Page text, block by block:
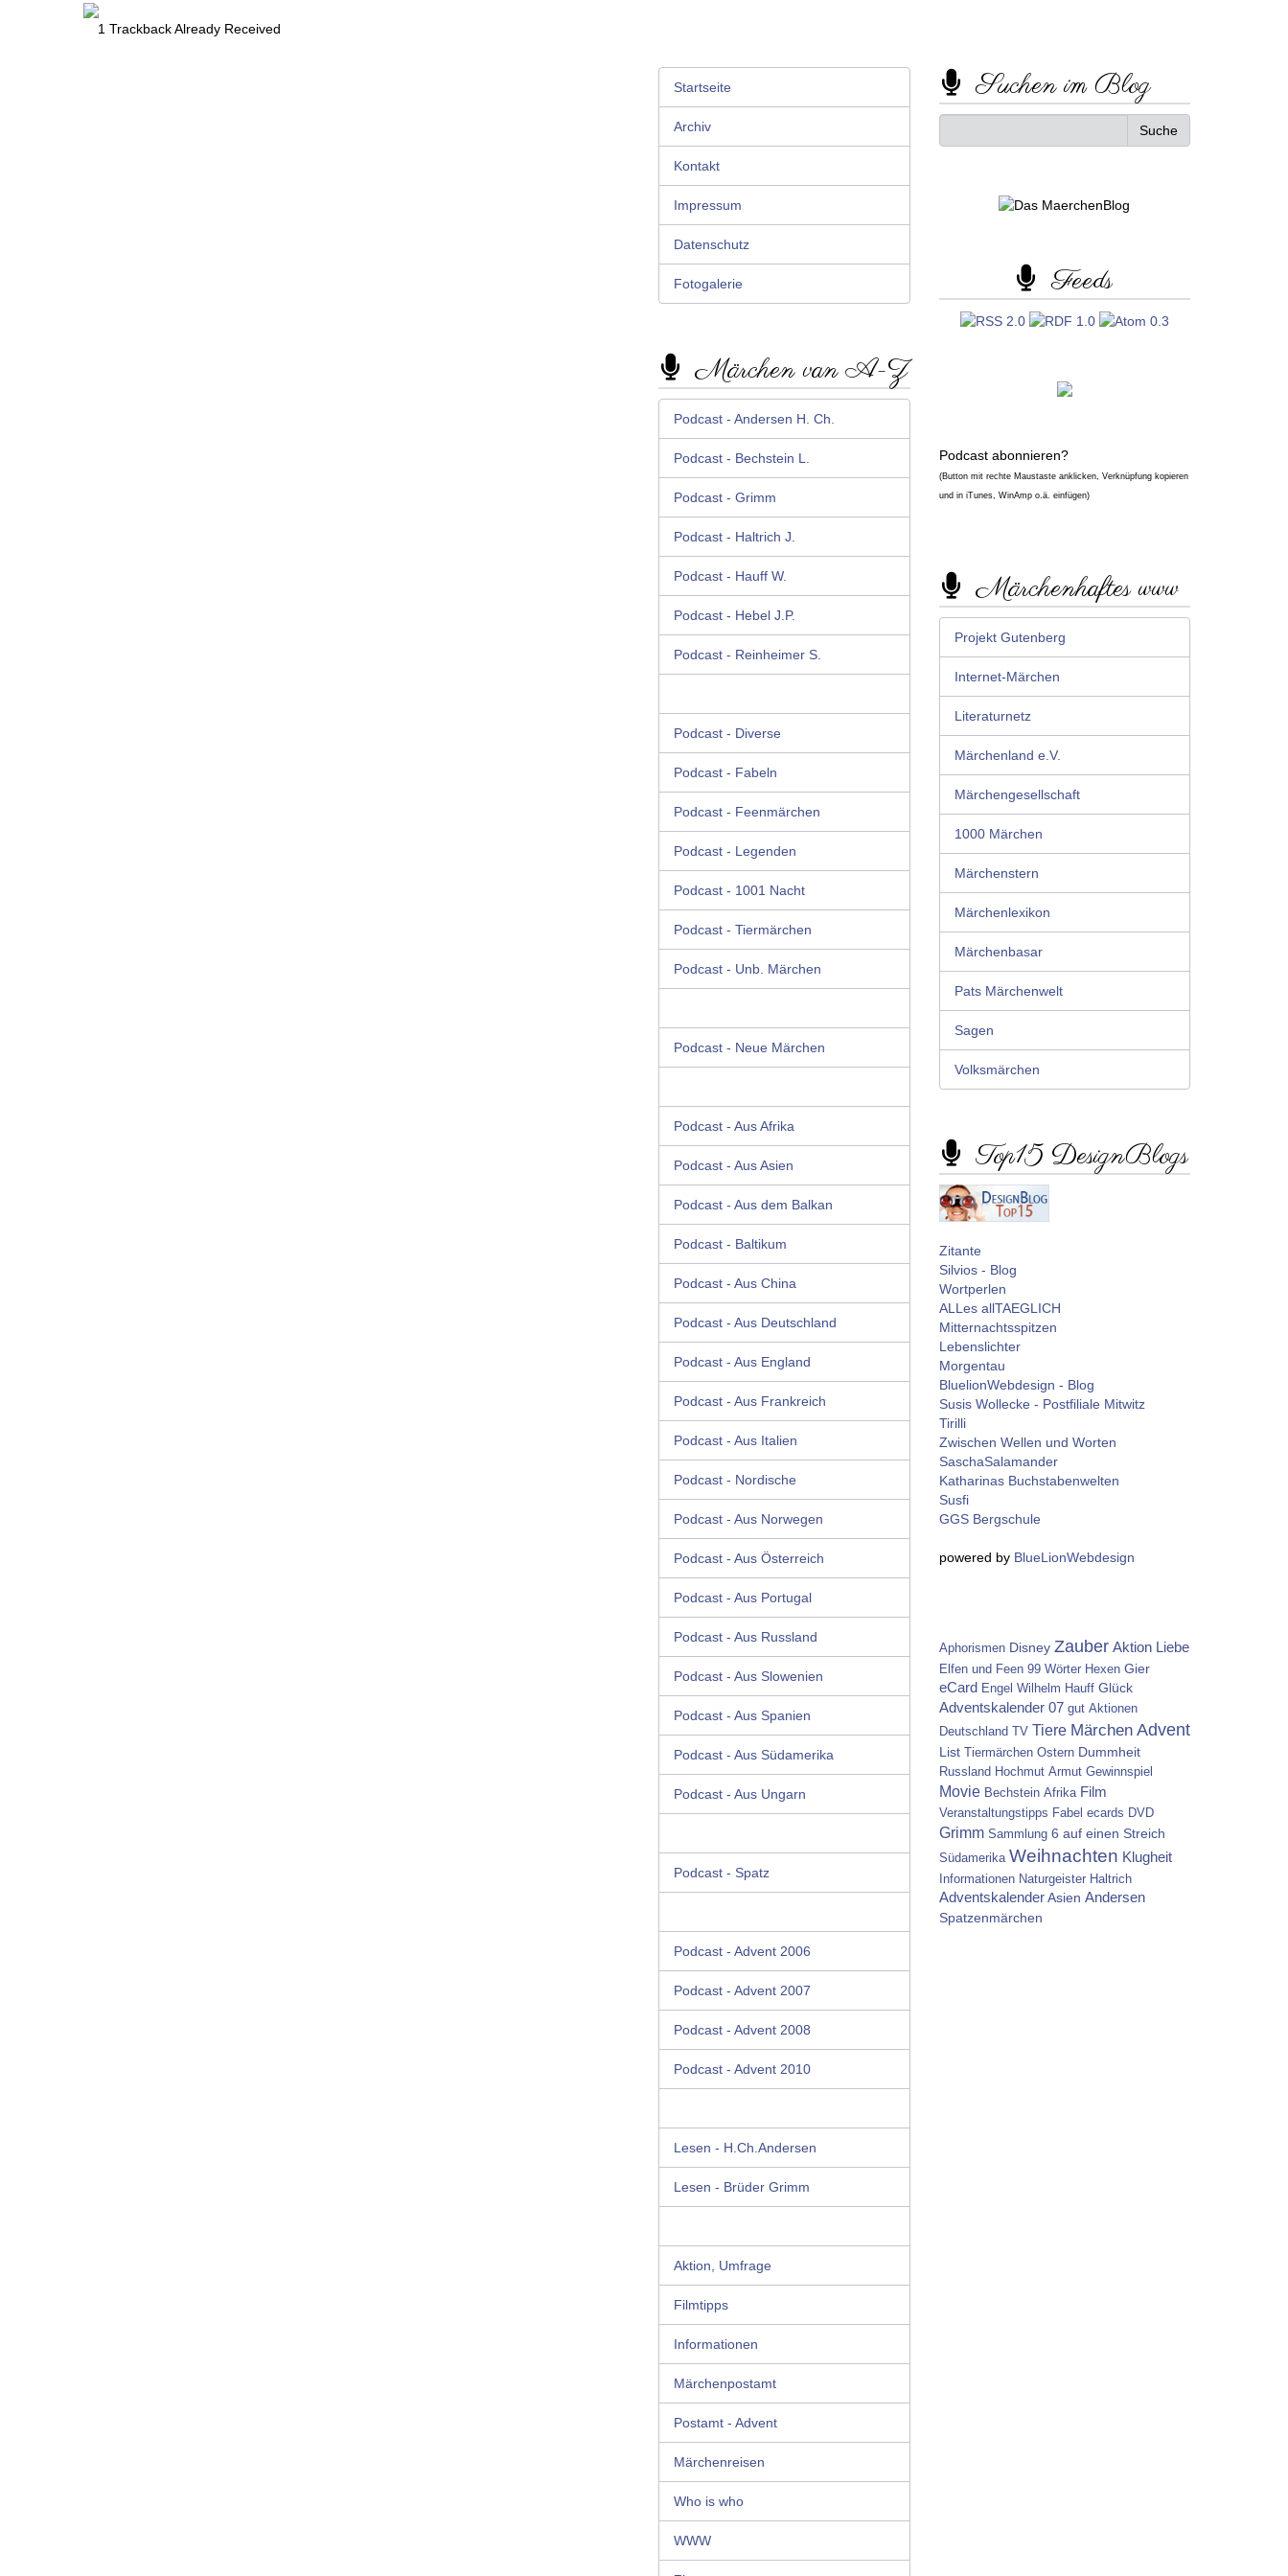
1 Trackback Already Received
Startseite
Archiv
Kontakt
Impressum
Datenschutz
Fotogalerie
Märchen van A-Z
Podcast - Andersen H. Ch.
Podcast - Bechstein L.
Podcast - Grimm
Podcast - Haltrich J.
Podcast - Hauff W.
Podcast - Hebel J.P.
Podcast - Reinheimer S.
Podcast - Diverse
Podcast - Fabeln
Podcast - Feenmärchen
Podcast - Legenden
Podcast - 1001 Nacht
Podcast - Tiermärchen
Podcast - Unb. Märchen
Podcast - Neue Märchen
Podcast - Aus Afrika
Podcast - Aus Asien
Podcast - Aus dem Balkan
Podcast - Baltikum
Podcast - Aus China
Podcast - Aus Deutschland
Podcast - Aus England
Podcast - Aus Frankreich
Podcast - Aus Italien
Podcast - Nordische
Podcast - Aus Norwegen
Podcast - Aus Österreich
Podcast - Aus Portugal
Podcast - Aus Russland
Podcast - Aus Slowenien
Podcast - Aus Spanien
Podcast - Aus Südamerika
Podcast - Aus Ungarn
Podcast - Spatz
Podcast - Advent 2006
Podcast - Advent 2007
Podcast - Advent 2008
Podcast - Advent 2010
Lesen - H.Ch.Andersen
Lesen - Brüder Grimm
Aktion, Umfrage
Filmtipps
Informationen
Märchenpostamt
Postamt - Advent
Märchenreisen
Who is who
WWW
Suchen im Blog
Feeds
Podcast abonnieren?
(Button mit rechte Maustaste anklicken, Verknüpfung kopieren
und in iTunes, WinAmp o.ä. einfügen)
Märchenhaftes www
Projekt Gutenberg
Internet-Märchen
Literaturnetz
Märchenland e.V.
Märchengesellschaft
1000 Märchen
Märchenstern
Märchenlexikon
Märchenbasar
Pats Märchenwelt
Sagen
Volksmärchen
Top15 DesignBlogs
Zitante
Silvios - Blog
Wortperlen
ALLes allTAEGLICH
Mitternachtsspitzen
Lebenslichter
Morgentau
BluelionWebdesign - Blog
Susis Wollecke - Postfiliale Mitwitz
Tirilli
Zwischen Wellen und Worten
SaschaSalamander
Katharinas Buchstabenwelten
Susfi
GGS Bergschule
powered by BlueLionWebdesign
Aphorismen Disney Zauber Aktion Liebe
Elfen und Feen 99 Wörter Hexen Gier
eCard Engel Wilhelm Hauff Glück
Adventskalender 07 gut Aktionen
Deutschland TV Tiere Märchen Advent
List Tiermärchen Ostern Dummheit
Russland Hochmut Armut Gewinnspiel
Movie Bechstein Afrika Film
Veranstaltungstipps Fabel ecards DVD
Grimm Sammlung 6 auf einen Streich
Südamerika Weihnachten Klugheit
Informationen Naturgeister Haltrich
Adventskalender Asien Andersen
Spatzenmärchen